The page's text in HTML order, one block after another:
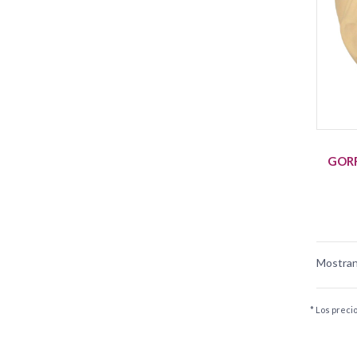
* Los